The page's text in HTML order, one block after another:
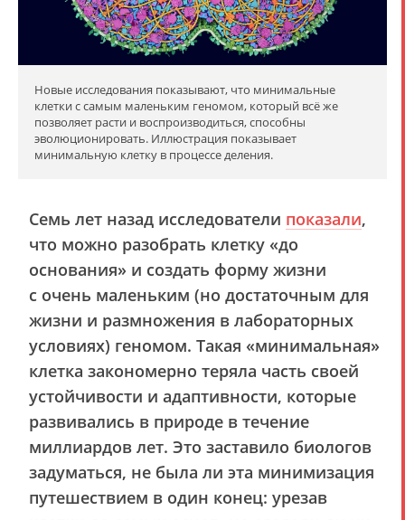
Новые исследования показывают, что минимальные
клетки с самым маленьким геномом, который всё же
позволяет расти и воспроизводиться, способны
эволюционировать. Иллюстрация показывает
минимальную клетку в процессе деления.
Семь лет назад исследователи показали,
что можно разобрать клетку «до
основания» и создать форму жизни
с очень маленьким (но достаточным для
жизни и размножения в лабораторных
условиях) геномом. Такая «минимальная»
клетка закономерно теряла часть своей
устойчивости и адаптивности, которые
развивались в природе в течение
миллиардов лет. Это заставило биологов
задуматься, не была ли эта минимизация
путешествием в один конец: урезав